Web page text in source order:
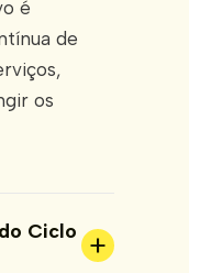
é
de
os
Ciclo +